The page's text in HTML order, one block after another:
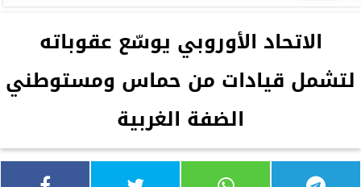
الاتحاد الأوروبي يوسّع عقوباته
لتشمل قيادات من حماس ومستوطني
الضفة الغربية